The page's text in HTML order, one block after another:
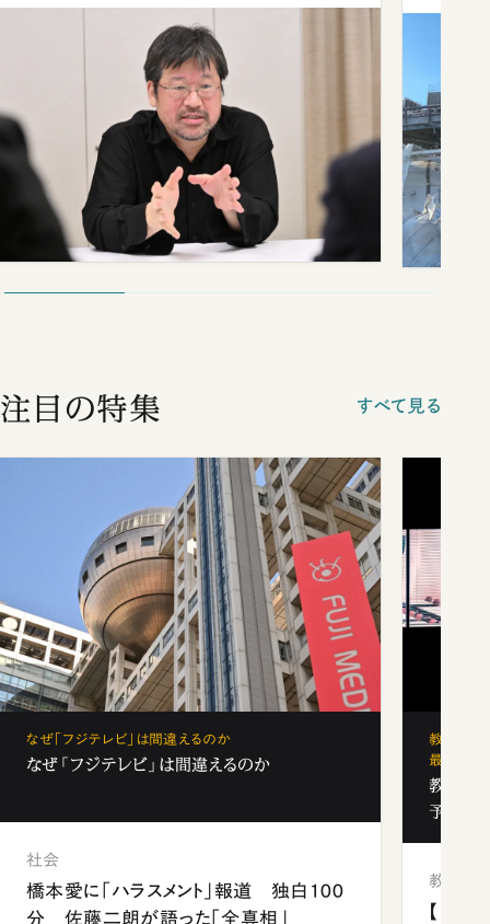
注目の特集 すべて見る
なぜ「フジテレビ」は間違えるのか
なぜ「フジテレビ」は間違えるのか
社会
橋本愛に「ハラスメント」報道 独白100
分 佐藤二朗が語った「全真相」
教育の地
最新勢力
教育の
予備校
教育
【中国